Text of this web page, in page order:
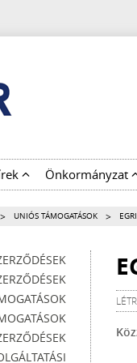
Önkormányzat
> UNIÓS TÁMOGATÁSOK >